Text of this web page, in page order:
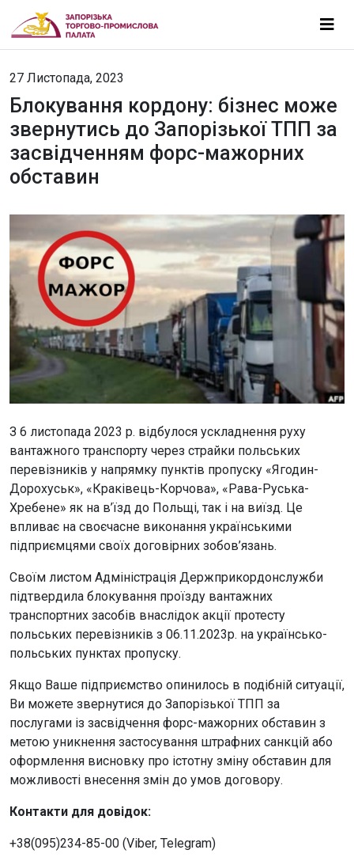
27 Листопада, 2023
Блокування кордону: бізнес може
звернутись до Запорізької ТПП за
засвідченням форс-мажорних
обставин
З 6 листопада 2023 р. відбулося ускладнення руху
вантажного транспорту через страйки польських
перевізників у напрямку пунктів пропуску «Ягодин-
Дорохуськ», «Краківець-Корчова», «Рава-Руська-
Хребене» як на в’їзд до Польщі, так і на виїзд. Це
впливає на своєчасне виконання українськими
підприємцями своїх договірних зобов’язань.
Своїм листом Адміністрація Держприкордонслужби
підтвердила блокування проїзду вантажних
транспортних засобів внаслідок акції протесту
польських перевізників з 06.11.2023р. на українсько-
польських пунктах пропуску.
Якщо Ваше підприємство опинилось в подібній ситуації,
Ви можете звернутися до Запорізької ТПП за
послугами із засвідчення форс-мажорних обставин з
метою уникнення застосування штрафних санкцій або
оформлення висновку про істотну зміну обставин для
можливості внесення змін до умов договору.
Контакти для довідок:
+38(095)234-85-00 (Viber, Telegram)